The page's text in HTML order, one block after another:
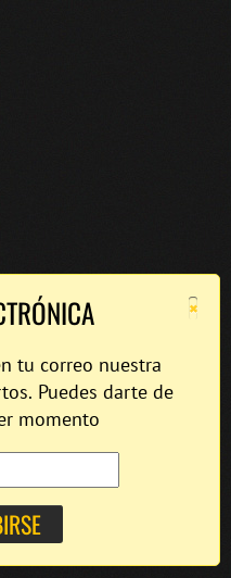
×
tu correo nuestra
Puedes darte de
momento